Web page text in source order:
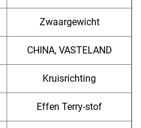
Zwaargewicht
CHINA, VASTELAND
Kruisrichting
Effen Terry-stof